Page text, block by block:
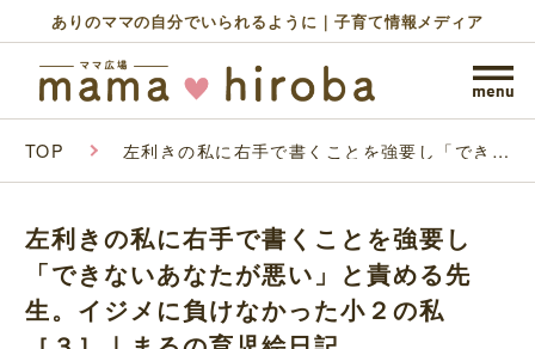
ありのママの自分でいられるように｜子育て情報メディア
TOP 左利きの私に右手で書くことを強要し「できな
なかった小２の私［３］｜まるの育児絵日記
左利きの私に右手で書くことを強要し
「できないあなたが悪い」と責める先
生。イジメに負けなかった小２の私